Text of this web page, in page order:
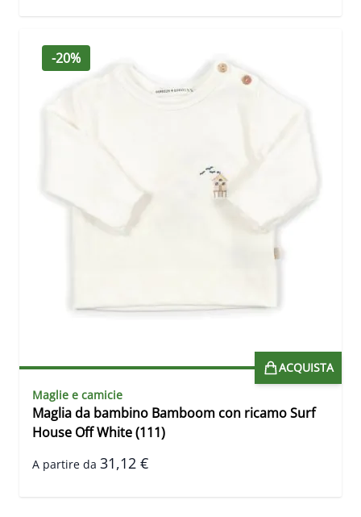
-20%
ACQUISTA
Maglie e camicie
Maglia da bambino Bamboom con ricamo Surf
House Off White (111)
A partire da 31,12 €